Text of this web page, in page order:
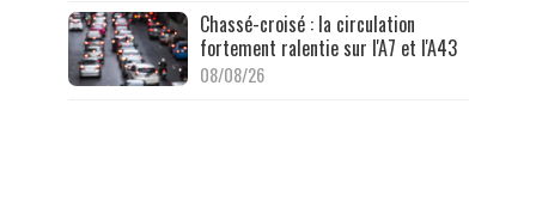
Chassé-croisé : la circulation
fortement ralentie sur l'A7 et l'A43
08/08/26